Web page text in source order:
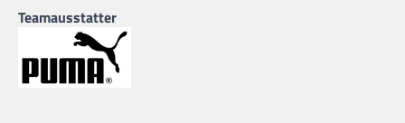
Teamausstatter